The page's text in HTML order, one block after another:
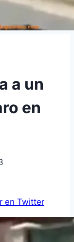
a un
en
en Twitter